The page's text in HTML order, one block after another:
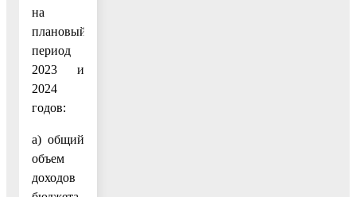
на
плановый
период
2023 и
2024
годов:
а) общий
объем
доходов